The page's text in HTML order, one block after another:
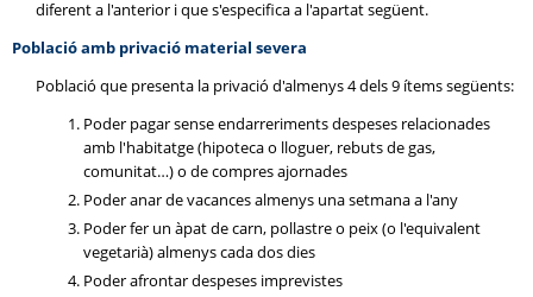
diferent a l'anterior i que s'especifica a l'apartat següent.
Població amb privació material severa
Població que presenta la privació d'almenys 4 dels 9 ítems següents:
Poder pagar sense endarreriments despeses relacionades
amb l'habitatge (hipoteca o lloguer, rebuts de gas,
comunitat…) o de compres ajornades
Poder anar de vacances almenys una setmana a l'any
Poder fer un àpat de carn, pollastre o peix (o l'equivalent
vegetarià) almenys cada dos dies
Poder afrontar despeses imprevistes